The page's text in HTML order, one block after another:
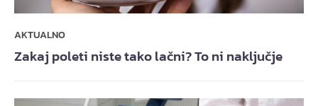
AKTUALNO
Zakaj poleti niste tako lačni? To ni naključje